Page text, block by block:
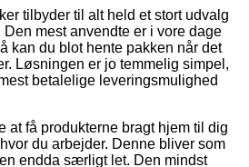
tilbyder til alt held et stort udvalg
mest anvendte er i vore dage
kan du blot hente pakken når det
Løsningen er jo temmelig simpel,
betalelige leveringsmulighed
at få produkterne bragt hjem til dig
du arbejder. Denne bliver som
endda særligt let. Den mindst